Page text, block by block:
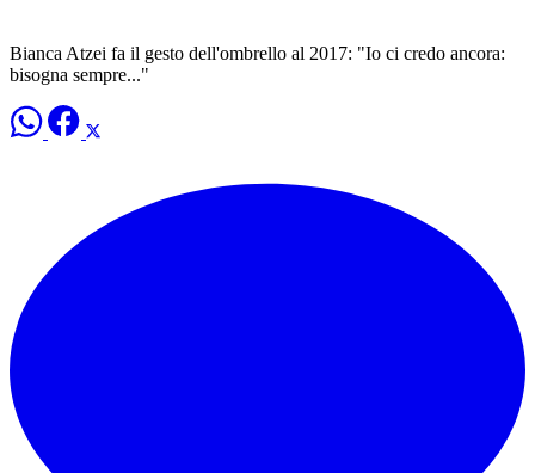
Bianca Atzei fa il gesto dell'ombrello al 2017: "Io ci credo ancora:
bisogna sempre..."